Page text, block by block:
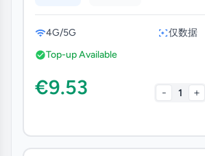
4G/5G
仅数据
Top-up Available
€9.53 - 1 +